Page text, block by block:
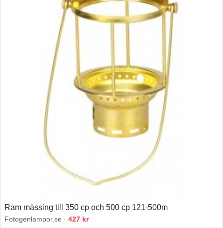
Ram mässing till 350 cp och 500 cp 121-500m
Fotogenlampor.se · 427 kr